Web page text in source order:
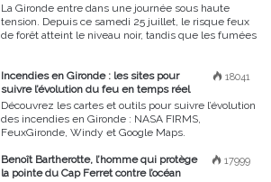
La Gironde entre dans une journée sous haute
tension. Depuis ce samedi 25 juillet, le risque feux
de forêt atteint le niveau noir, tandis que les fumées
18041
Incendies en Gironde : les sites pour
suivre l’évolution du feu en temps réel
Découvrez les cartes et outils pour suivre l’évolution
des incendies en Gironde : NASA FIRMS,
FeuxGironde, Windy et Google Maps.
17999
Benoît Bartherotte, l’homme qui protège
la pointe du Cap Ferret contre l’océan